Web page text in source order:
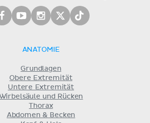
ANATOMIE
Grundlagen
Obere Extremität
Untere Extremität
Wirbelsäule und Rücken
Thorax
Abdomen & Becken